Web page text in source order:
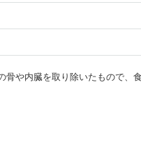
や内臓を取り除いたもので、